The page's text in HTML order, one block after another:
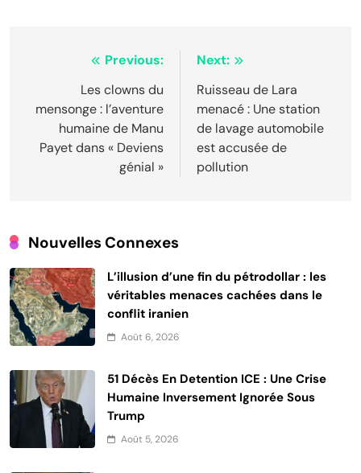
Navigation
l’article
Previous:
Les clowns du
mensonge : l’aventure
humaine de Manu
Payet dans « Deviens
génial »
Next:
Ruisseau de Lara
menacé : Une station
de lavage automobile
est accusée de
pollution
Nouvelles Connexes
L’illusion d’une fin du pétrodollar : les
véritables menaces cachées dans le
conflit iranien
Août 6, 2026
51 Décès En Detention ICE : Une Crise
Humaine Inversement Ignorée Sous
Trump
Août 5, 2026